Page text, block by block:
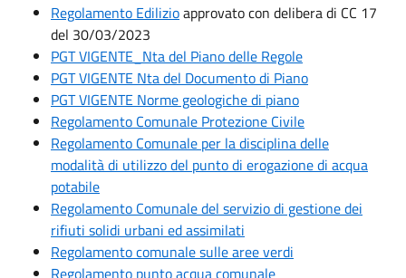
Regolamento Edilizioapprovato con delibera di CC 17
del 30/03/2023
PGT VIGENTE_Nta del Piano delle Regole
PGT VIGENTE Nta del Documento di Piano
PGT VIGENTE Norme geologiche di piano
Regolamento Comunale Protezione Civile
Regolamento Comunale per la disciplina delle
modalità di utilizzo del punto di erogazione di acqua
potabile
Regolamento Comunale del servizio di gestione dei
rifiuti solidi urbani ed assimilati
Regolamento comunale sulle aree verdi
Regolamento punto acqua comunale